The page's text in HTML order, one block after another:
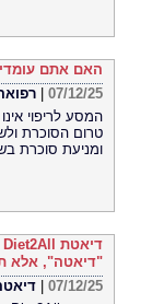
האם אתם
07/12/25
המסע לריפוי
טרום הסוכרת
ומניעת סוכרת
"דיאטה", אלא
07/12/25